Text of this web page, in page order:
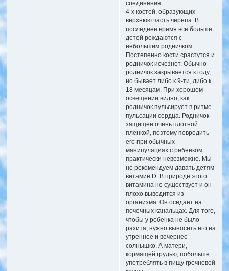
соединения
4-х костей, образующих
верхнюю часть черепа. В
последнее время все больше
детей рождаются с
небольшим родничком.
Постепенно кости срастутся и
родничок исчезнет. Обычно
родничок закрывается к году,
но бывает либо к 9-ти, либо к
18 месяцам. При хорошем
освещении видно, как
родничок пульсирует в ритме
пульсации сердца. Родничок
защищен очень плотной
пленкой, поэтому повредить
его при обычных
манипуляциях с ребенком
практически невозможно. Мы
не рекомендуем давать детям
витамин D. В природе этого
витамина не существует и он
плохо выводится из
организма. Он оседает на
почечных канальцах. Для того,
чтобы у ребенка не было
рахита, нужно выносить его на
утреннее и вечернее
солнышко. А матери,
кормящей грудью, побольше
употреблять в пищу гречневой